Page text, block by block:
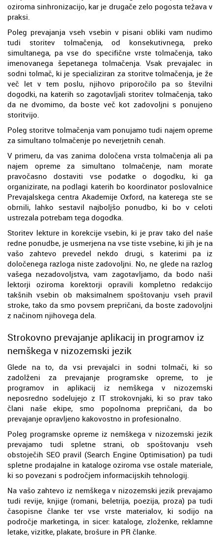
oziroma sinhronizacijo, kar je drugače zelo pogosta težava v
praksi.
Poleg prevajanja vseh vsebin v pisani obliki vam nudimo
tudi storitev tolmačenja, od konsekutivnega, preko
simultanega, pa vse do specifične vrste tolmačenja, tako
imenovanega šepetanega tolmačenja. Vsak prevajalec in
sodni tolmač, ki je specializiran za storitve tolmačenja, je že
več let v tem poslu, njihovo priporočilo pa so številni
dogodki, na katerih so zagotavljali storitev tolmačenja, tako
da ne dvomimo, da boste več kot zadovoljni s ponujeno
storitvijo.
Poleg storitve tolmačenja vam ponujamo tudi najem opreme
za simultano tolmačenje po neverjetnih cenah.
V primeru, da vas zanima določena vrsta tolmačenja ali pa
najem opreme za simultano tolmačenje, nam morate
pravočasno dostaviti vse podatke o dogodku, ki ga
organizirate, na podlagi katerih bo koordinator poslovalnice
Prevajalskega centra Akademije Oxford, na katerega ste se
obrnili, lahko sestavil najboljšo ponudbo, ki bo v celoti
ustrezala potrebam tega dogodka.
Storitev lekture in korekcije vsebin, ki je prav tako del naše
redne ponudbe, je usmerjena na vse tiste vsebine, ki jih je na
vašo zahtevo prevedel nekdo drugi, s katerimi pa iz
določenega razloga niste zadovoljni. No, ne glede na razlog
vašega nezadovoljstva, vam zagotavljamo, da bodo naši
lektorji oziroma korektorji opravili kompletno redakcijo
takšnih vsebin ob maksimalnem spoštovanju vseh pravil
stroke, tako da smo povsem prepričani, da boste zadovoljni
z načinom njihovega dela.
Strokovno prevajanje aplikacij in programov iz
nemškega v nizozemski jezik
Glede na to, da vsi prevajalci in sodni tolmači, ki so
zadolženi za prevajanje programske opreme, to je
programov in aplikacij iz nemškega v nizozemski
neposredno sodelujejo z IT strokovnjaki, ki so prav tako
člani naše ekipe, smo popolnoma prepričani, da bo
prevajanje opravljeno kakovostno in profesionalno.
Poleg programske opreme iz nemškega v nizozemski jezik
prevajamo tudi spletne strani, ob spoštovanju vseh
obstoječih SEO pravil (Search Engine Optimisation) pa tudi
spletne prodajalne in kataloge oziroma vse ostale materiale,
ki so povezani s področjem informacijskih tehnologij.
Na vašo zahtevo iz nemškega v nizozemski jezik prevajamo
tudi revije, knjige (romani, beletrija, poezija, proza) pa tudi
časopisne članke ter vse vrste materialov, ki sodijo na
področje marketinga, in sicer: kataloge, zloženke, reklamne
letake, vizitke, plakate, brošure in PR članke.